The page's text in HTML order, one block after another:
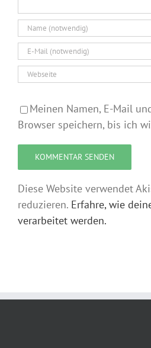
Meinen Namen, E-Mail
Browser speichern, bis ich
Diese Website verwendet
reduzieren. Erfahre, wie
verarbeitet werden.